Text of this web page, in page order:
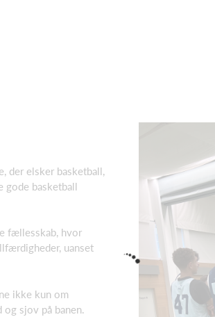
der elsker basketball,
gode basketball
fællesskab, hvor
uanset
ikke kun om
sjov på banen.